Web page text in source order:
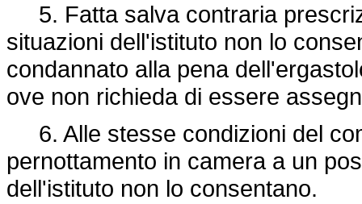
5. Fatta salva contraria
situazioni dell'istituto non lo
condannato alla pena
ove non richieda di essere
6. Alle stesse condizioni del
pernottamento in camera a un
dell'istituto non lo consentano.